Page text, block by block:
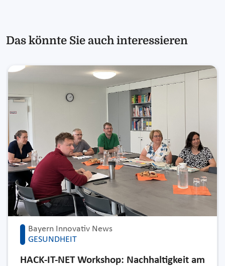
Das könnte Sie auch interessieren
Bayern Innovativ News
GESUNDHEIT
HACK-IT-NET Workshop: Nachhaltigkeit am